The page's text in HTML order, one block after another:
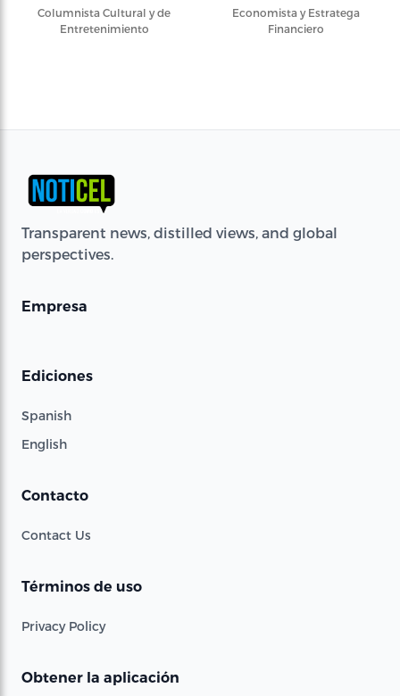
Columnista Cultural y de
Entretenimiento
Economista y Estratega
Financiero
Transparent news, distilled views, and global
perspectives.
Empresa
Ediciones
Spanish
English
Contacto
Contact Us
Términos de uso
Privacy Policy
Obtener la aplicación